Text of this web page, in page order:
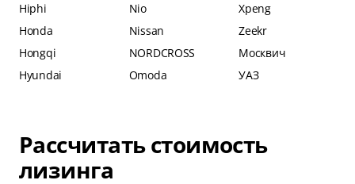
Hiphi
Honda
Hongqi
Hyundai
Nio
Nissan
NORDCROSS
Omoda
Xpeng
Zeekr
Москвич
УАЗ
Рассчитать стоимость
лизинга